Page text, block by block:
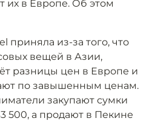
их в Европе. Об этом
приняла из-за того, что
вещей в Азии,
разницы цен в Европе и
по завышенным ценам.
закупают сумки
500, а продают в Пекине